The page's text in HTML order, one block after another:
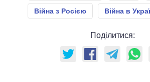
Війна з Росією Війна в
Поділитися: